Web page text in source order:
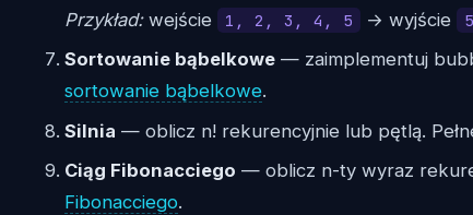
Przykład:wejście 1, 2, 3, 4, 5 → wyjście
Sortowanie bąbelkowe — zaimplementuj
sortowanie bąbelkowe.
Silnia — oblicz n! rekurencyjnie lub pętlą.
Ciąg Fibonacciego — oblicz n-ty wyraz
Fibonacciego.